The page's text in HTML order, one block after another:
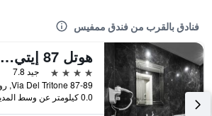
فنادق بالقرب من فندق ممفيس
هوتل 87 إيتي سيفين
4 نجوم
جيد 7.8
0.0 كيلومتر عن وسط المدينة